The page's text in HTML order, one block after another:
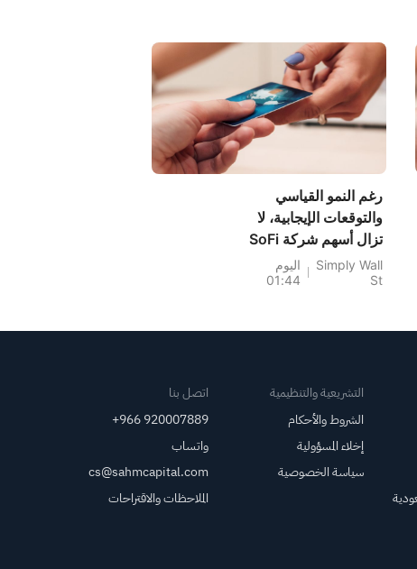
رغم النمو القياسي
والتوقعات الإيجابية، لا
تزال أسهم شركة SoFi
Technologies
(SOFI) تبدو مقومة
Simply Wall
St
اليوم
01:44
التشريعية والتنظيمية
الشروط والأحكام
إخلاء المسؤولية
سياسة الخصوصية
اتصل بنا
+966 920007889
واتساب
cs@sahmcapital.com
الملاحظات والاقتراحات